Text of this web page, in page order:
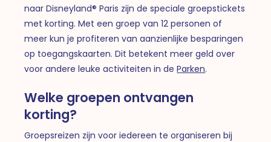
naar Disneyland® Paris zijn de speciale groepstickets
met korting. Met een groep van 12 personen of
meer kun je profiteren van aanzienlijke besparingen
op toegangskaarten. Dit betekent meer geld over
voor andere leuke activiteiten in deParken.
Welke groepen ontvangen
korting?
Groepsreizen zijn voor iedereen te organiseren bij